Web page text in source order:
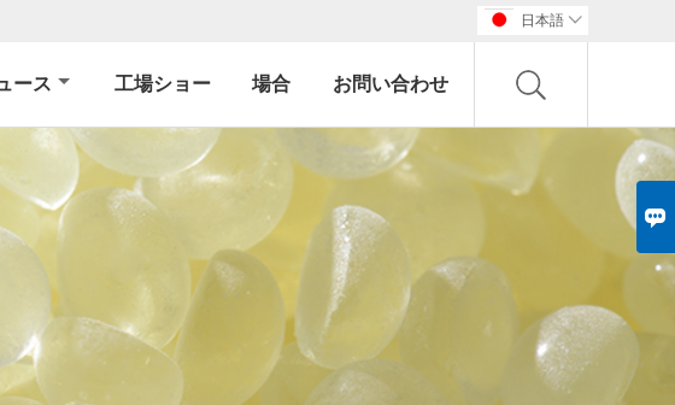

日本語 
ース 工場ショー 場合 お問い合わせ